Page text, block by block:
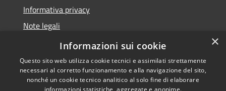
Informativa privacy
Note legali
Dichiarazione di accessibilità
×
Informazioni sui cookie
Questo sito web utilizza cookie tecnici e assimilati strettamente
necessari al corretto funzionamento e alla navigazione del sito,
nonché un cookie tecnico analitico al solo fine di elaborare
informazioni statistiche, aggregate e anonime.